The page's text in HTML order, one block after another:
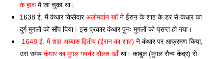
के हाथ में जा चुका था।
1638 ई. में कंधार किलेदार अलीमर्दान खाँ ने ईरान के शाह के डर से कंधार का
दुर्ग मुगलों को सौंप दिया। इस प्रकार कंधार पुनः मुगलों को प्राप्त हो गया।
1648 ई. में शाह अब्बास द्वितीय (ईरान का शाह) ने कंधार पर आक्रमण किया,
उस समय कंधार का मुगल गवर्नर दौलत खाँ था। काबुल (मुगल सैन्य केंद्र) से